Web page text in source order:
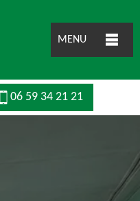
MENU
06 59 34 21 21